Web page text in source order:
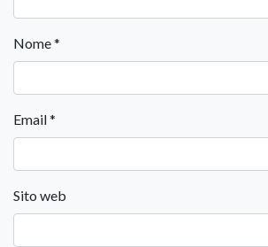
Nome*
Email*
Sito web